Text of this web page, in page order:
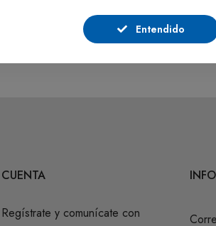
IVA incluido
$37.114
CUENTA
Regístrate y comunícate con
Entendido